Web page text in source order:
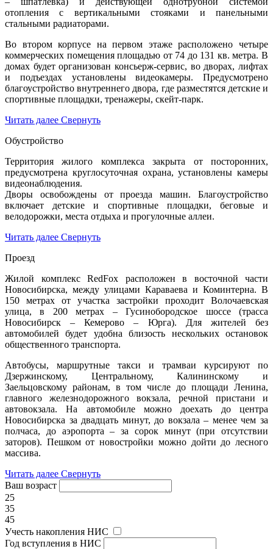
отопления с вертикальными стояками и панельными
стальными радиаторами.
Во втором корпусе на первом этаже расположено четыре
коммерческих помещения площадью от 74 до 131 кв. метра. В
домах будет организован консьерж-сервис, во дворах, лифтах
и подъездах установлены видеокамеры. Предусмотрено
благоустройство внутреннего двора, где разместятся детские и
спортивные площадки, тренажеры, скейт-парк.
Читать далее Свернуть
Обустройство
Территория жилого комплекса закрыта от посторонних,
предусмотрена круглосуточная охрана, установлены камеры
видеонаблюдения.
Дворы освобождены от проезда машин. Благоустройство
включает детские и спортивные площадки, беговые и
велодорожки, места отдыха и прогулочные аллеи.
Читать далее Свернуть
Проезд
Жилой комплекс RedFox расположен в восточной части
Новосибирска, между улицами Караваева и Коминтерна. В
150 метрах от участка застройки проходит Волочаевская
улица, в 200 метрах – Гусинобородское шоссе (трасса
Новосибирск – Кемерово – Юрга). Для жителей без
автомобилей будет удобна близость нескольких остановок
общественного транспорта.
Автобусы, маршрутные такси и трамваи курсируют по
Дзержинскому, Центральному, Калининскому и
Заельцовскому районам, в том числе до площади Ленина,
главного железнодорожного вокзала, речной пристани и
автовокзала. На автомобиле можно доехать до центра
Новосибирска за двадцать минут, до вокзала – менее чем за
полчаса, до аэропорта – за сорок минут (при отсутствии
заторов). Пешком от новостройки можно дойти до лесного
массива.
Читать далее Свернуть
Ваш возраст
25
35
45
Учесть накопления НИС
Год вступления в НИС